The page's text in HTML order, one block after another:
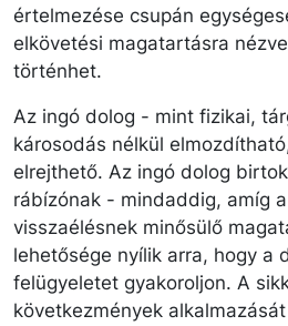
értelmezése csupán
elkövetési magatartásra
történhet.
Az ingó dolog - mint fizikai,
károsodás nélkül
elrejthető. Az ingó dolog
rábízónak - mindaddig, amíg
visszaélésnek minősülő
lehetősége nyílik arra, hogy a
felügyeletet gyakoroljon. A
következmények